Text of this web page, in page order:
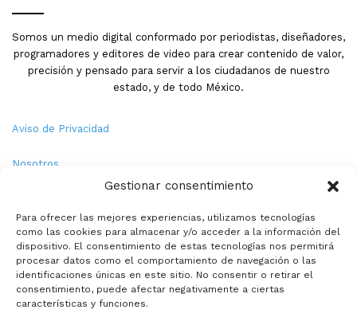
Gestionar consentimiento
Para ofrecer las mejores experiencias, utilizamos tecnologías
como las cookies para almacenar y/o acceder a la información del
dispositivo. El consentimiento de estas tecnologías nos permitirá
procesar datos como el comportamiento de navegación o las
identificaciones únicas en este sitio. No consentir o retirar el
consentimiento, puede afectar negativamente a ciertas
características y funciones.
Somos un medio digital conformado por periodistas, diseñadores,
programadores y editores de video para crear contenido de valor,
precisión y pensado para servir a los ciudadanos de nuestro
estado, y de todo México.
Aviso de Privacidad
Nosotros
Política de Cookies
Contacto